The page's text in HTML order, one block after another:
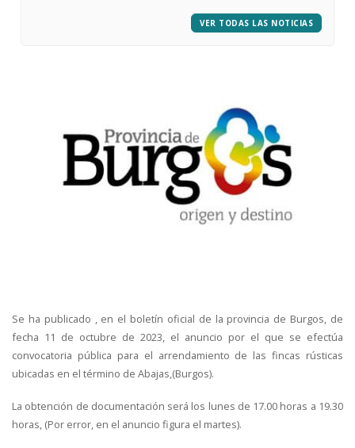
CERNEGULA Y SUS INFRAESTRUCTURAS ASOCIADAS
VER TODAS LAS NOTICIAS
Se ha publicado , en el boletín oficial de la provincia de Burgos, de
fecha 11 de octubre de 2023, el anuncio por el que se efectúa
convocatoria pública para el arrendamiento de las fincas rústicas
ubicadas en el término de Abajas,(Burgos).
La obtención de documentación será los lunes de 17.00 horas a 19.30
horas, (Por error, en el anuncio figura el martes).